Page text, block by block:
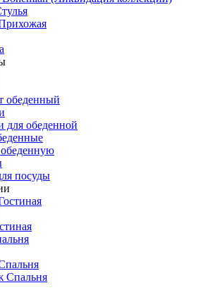
обеденный
для обеденной
посуды
Спальня